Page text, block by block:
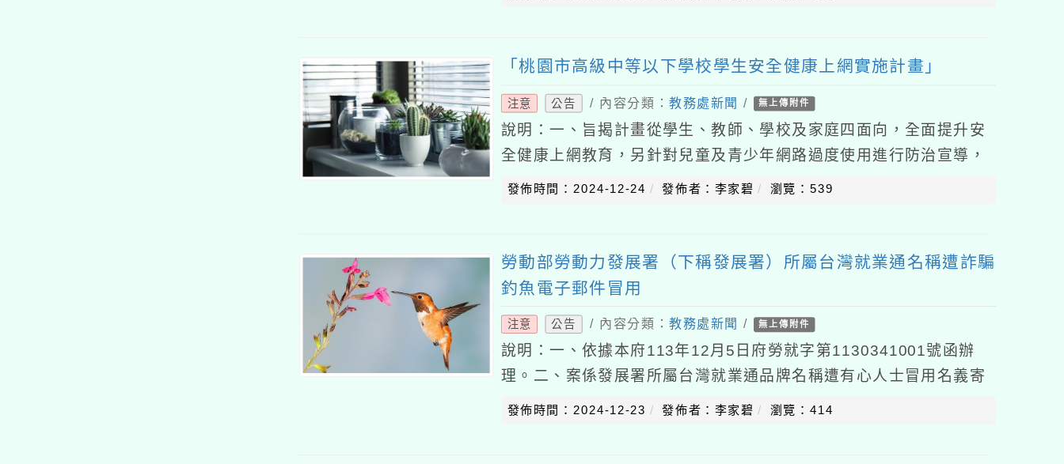
「桃園市高級中等以下學校學生安全健康上網實施計畫」
注意 公告 / 內容分類：教務處新聞 / 無上傳附件
說明：一、旨揭計畫從學生、教師、學校及家庭四面向，全面提升安
全健康上網教育，另針對兒童及青少年網路過度使用進行防治宣導，
提高敏感度及自我察覺，養成良好的使用習慣，特定定此計畫。二、
發佈時間：2024-12-24 發佈者：李家碧 瀏覽：539
勞動部勞動力發展署（下稱發展署）所屬台灣就業通名稱遭詐騙
釣魚電子郵件冒用
注意 公告 / 內容分類：教務處新聞 / 無上傳附件
說明：一、依據本府113年12月5日府勞就字第1130341001號函辦
理。二、案係發展署所屬台灣就業通品牌名稱遭有心人士冒用名義寄
送電子郵件，要求民眾提供個人訊息，恐有使民眾受騙之虞。發展署
發佈時間：2024-12-23 發佈者：李家碧 瀏覽：414